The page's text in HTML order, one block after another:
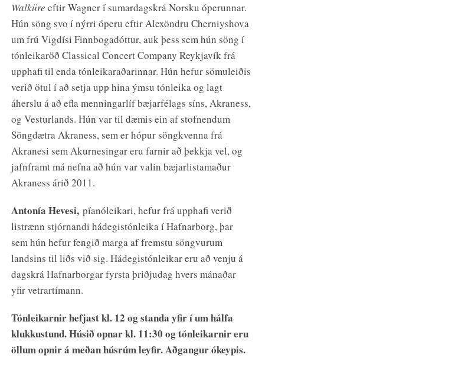
Walküre eftir Wagner í sumardagskrá Norsku óperunnar.
Hún söng svo í nýrri óperu eftir Alexöndru Cherniyshova
um frú Vigdísi Finnbogadóttur, auk þess sem hún söng í
tónleikaröð Classical Concert Company Reykjavík frá
upphafi til enda tónleikaraðarinnar. Hún hefur sömuleiðis
verið ötul í að setja upp hina ýmsu tónleika og lagt
áherslu á að efla menningarlíf bæjarfélags síns, Akraness,
og Vesturlands. Hún var til dæmis ein af stofnendum
Söngdætra Akraness, sem er hópur söngkvenna frá
Akranesi sem Akurnesingar eru farnir að þekkja vel, og
jafnframt má nefna að hún var valin bæjarlistamaður
Akraness árið 2011.
Antonía Hevesi,píanóleikari, hefur frá upphafi verið
listrænn stjórnandi hádegistónleika í Hafnarborg, þar
sem hún hefur fengið marga af fremstu söngvurum
landsins til liðs við sig. Hádegistónleikar eru að venju á
dagskrá Hafnarborgar fyrsta þriðjudag hvers mánaðar
yfir vetrartímann.
Tónleikarnir hefjast kl. 12 og standa yfir í um hálfa
klukkustund. Húsið opnar kl. 11:30 og tónleikarnir eru
öllum opnir á meðan húsrúm leyfir. Aðgangur ókeypis.